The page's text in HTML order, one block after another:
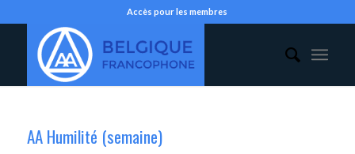
Accès pour les membres
AA Humilité (semaine)